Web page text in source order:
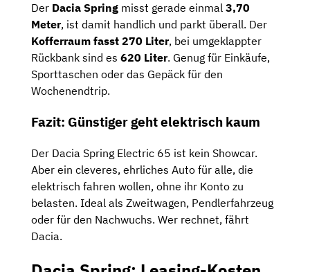
Der Dacia Spring misst gerade einmal 3,70
Meter, ist damit handlich und parkt überall. Der
Kofferraum fasst 270 Liter, bei umgeklappter
Rückbank sind es 620 Liter. Genug für Einkäufe,
Sporttaschen oder das Gepäck für den
Wochenendtrip.
Fazit: Günstiger geht elektrisch kaum
Der Dacia Spring Electric 65 ist kein Showcar.
Aber ein cleveres, ehrliches Auto für alle, die
elektrisch fahren wollen, ohne ihr Konto zu
belasten. Ideal als Zweitwagen, Pendlerfahrzeug
oder für den Nachwuchs. Wer rechnet, fährt
Dacia.